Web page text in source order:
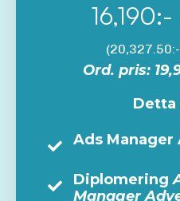
Ord. pris:
Detta
Ads Manager
Diplomering
Manager